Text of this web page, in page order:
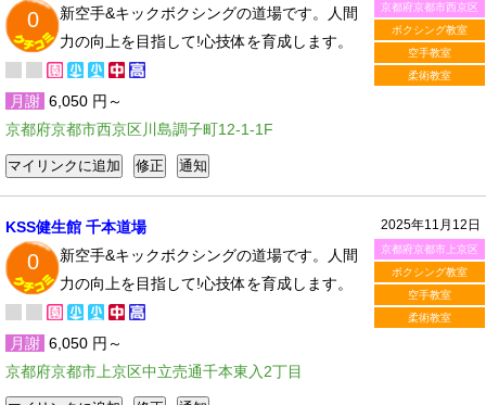
京都府京都市西京区
ボクシング教室
空手教室
柔術教室
0
新空手&キックボクシングの道場です。人間
力の向上を目指して!心技体を育成します。
月謝 6,050 円～
京都府京都市西京区川島調子町12-1-1F
2025年11月12日
京都府京都市上京区
ボクシング教室
空手教室
柔術教室
KSS健生館 千本道場
0
新空手&キックボクシングの道場です。人間
力の向上を目指して!心技体を育成します。
月謝 6,050 円～
京都府京都市上京区中立売通千本東入2丁目